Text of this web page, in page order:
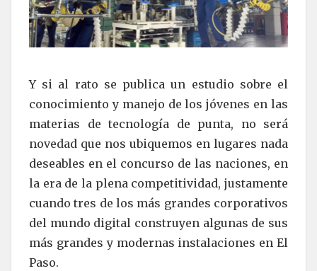
Y si al rato se publica un estudio sobre el
conocimiento y manejo de los jóvenes en las
materias de tecnología de punta, no será
novedad que nos ubiquemos en lugares nada
deseables en el concurso de las naciones, en
la era de la plena competitividad, justamente
cuando tres de los más grandes corporativos
del mundo digital construyen algunas de sus
más grandes y modernas instalaciones en El
Paso.